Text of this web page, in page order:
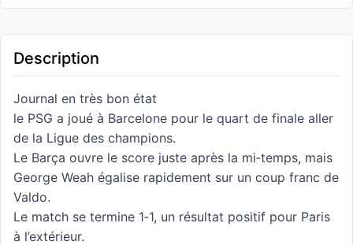
Description
Journal en très bon état
le PSG a joué à Barcelone pour le quart de finale aller
de la Ligue des champions.
Le Barça ouvre le score juste après la mi‑temps, mais
George Weah égalise rapidement sur un coup franc de
Valdo.
Le match se termine 1‑1, un résultat positif pour Paris
à l’extérieur.